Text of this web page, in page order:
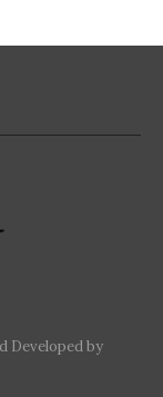
Developed by